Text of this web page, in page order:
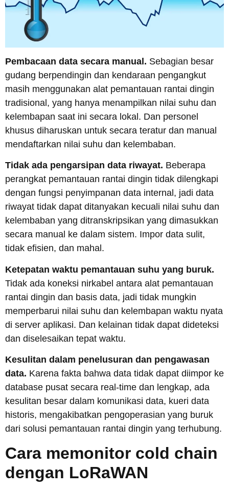
Pembacaan data secara manual. Sebagian besar
gudang berpendingin dan kendaraan pengangkut
masih menggunakan alat pemantauan rantai dingin
tradisional, yang hanya menampilkan nilai suhu dan
kelembapan saat ini secara lokal. Dan personel
khusus diharuskan untuk secara teratur dan manual
mendaftarkan nilai suhu dan kelembaban.
Tidak ada pengarsipan data riwayat. Beberapa
perangkat pemantauan rantai dingin tidak dilengkapi
dengan fungsi penyimpanan data internal, jadi data
riwayat tidak dapat ditanyakan kecuali nilai suhu dan
kelembaban yang ditranskripsikan yang dimasukkan
secara manual ke dalam sistem. Impor data sulit,
tidak efisien, dan mahal.
Ketepatan waktu pemantauan suhu yang buruk.
Tidak ada koneksi nirkabel antara alat pemantauan
rantai dingin dan basis data, jadi tidak mungkin
memperbarui nilai suhu dan kelembapan waktu nyata
di server aplikasi. Dan kelainan tidak dapat dideteksi
dan diselesaikan tepat waktu.
Kesulitan dalam penelusuran dan pengawasan
data. Karena fakta bahwa data tidak dapat diimpor ke
database pusat secara real-time dan lengkap, ada
kesulitan besar dalam komunikasi data, kueri data
historis, mengakibatkan pengoperasian yang buruk
dari solusi pemantauan rantai dingin yang terhubung.
Cara memonitor cold chain
dengan LoRaWAN